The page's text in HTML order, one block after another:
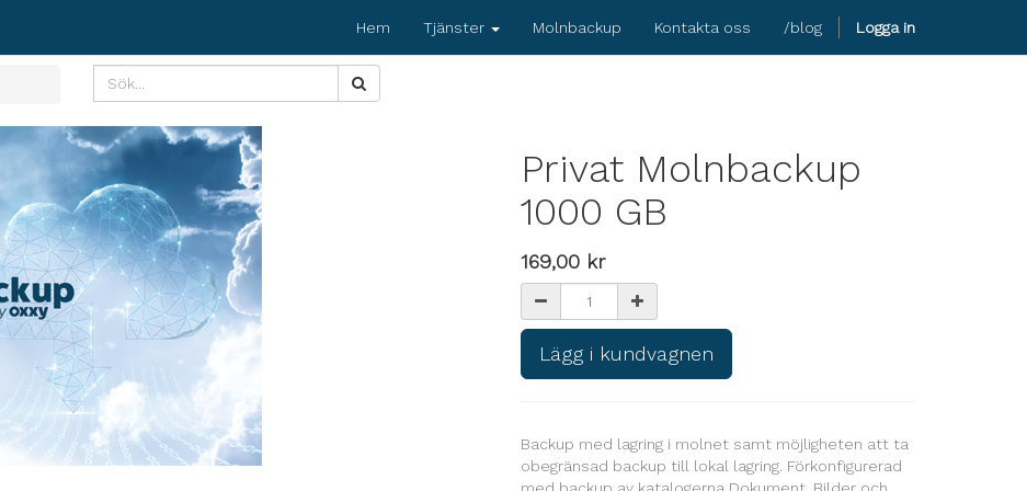
Hem Tjänster Molnbackup Kontakta oss /blog Logga in
Privat Molnbackup
1000 GB
169,00 kr
Lägg i kundvagnen
Backup med lagring i molnet samt möjligheten att ta
obegränsad backup till lokal lagring. Förkonfigurerad